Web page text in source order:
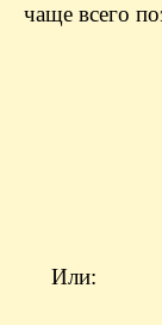
чаще всего
Или: